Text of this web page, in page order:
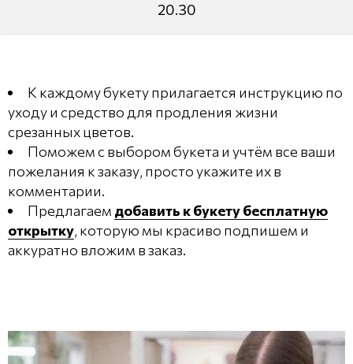
20.30
К каждому букету прилагается инструкцию по
уходу и средство для продления жизни
срезанных цветов.
Поможем с выбором букета и учтём все ваши
пожелания к заказу, просто укажите их в
комментарии.
Предлагаем добавить к букету бесплатную
открытку, которую мы красиво подпишем и
аккуратно вложим в заказ.